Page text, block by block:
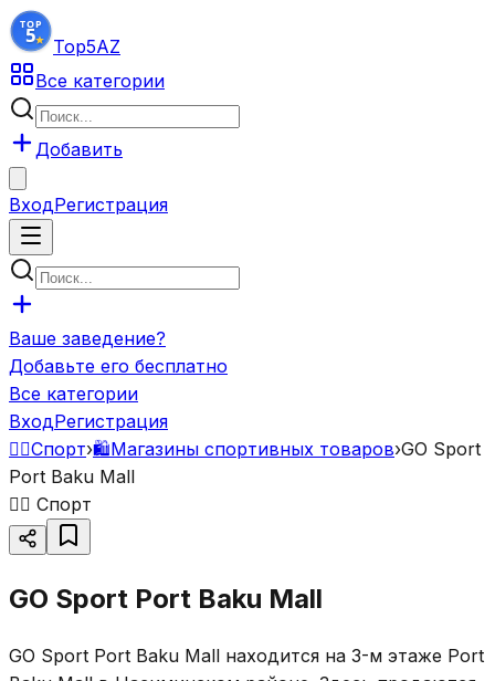
Top5AZ
Все категории
Добавить
ВходРегистрация
Ваше заведение?
Добавьте его бесплатно
Все категории
ВходРегистрация
🏋️‍♂️Спорт›🛍️Магазины спортивных товаров›GO Sport
Port Baku Mall
🏋️‍♂️ Спорт
GO Sport Port Baku Mall
GO Sport Port Baku Mall находится на 3-м этаже Port